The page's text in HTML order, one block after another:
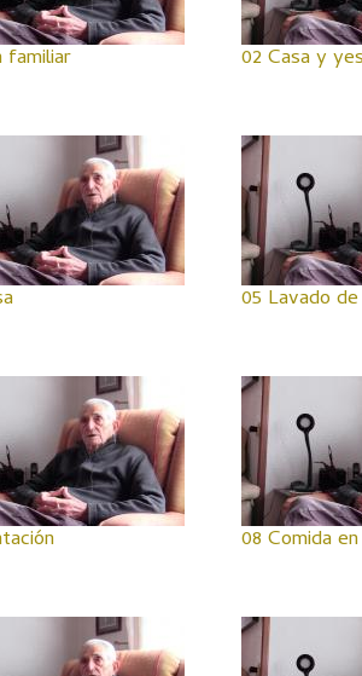
familiar 02 Casa y
05 Lavado
08 Comida